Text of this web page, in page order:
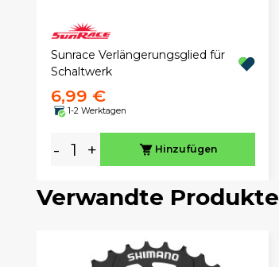
Sunrace Verlängerungsglied für
Schaltwerk
6,99 €
1-2 Werktagen
- + Hinzufügen
Verwandte Produkte